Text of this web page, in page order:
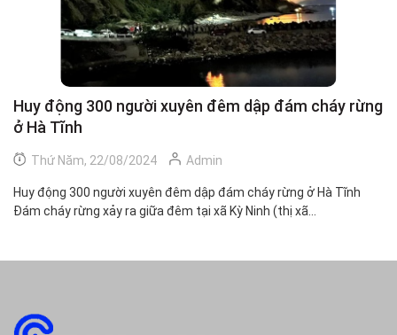
Huy động 300 người xuyên đêm dập đám cháy rừng
ở Hà Tĩnh
Thứ Năm, 22/08/2024 Admin
Huy động 300 người xuyên đêm dập đám cháy rừng ở Hà Tĩnh
Đám cháy rừng xảy ra giữa đêm tại xã Kỳ Ninh (thị xã...